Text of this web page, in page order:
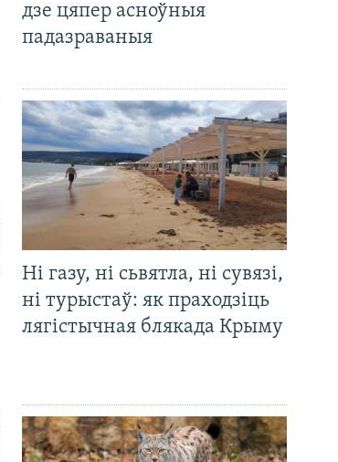
дзе цяпер асноўныя
падазраваныя
Ні газу, ні сьвятла, ні сувязі,
ні турыстаў: як праходзіць
лягістычная блякада Крыму